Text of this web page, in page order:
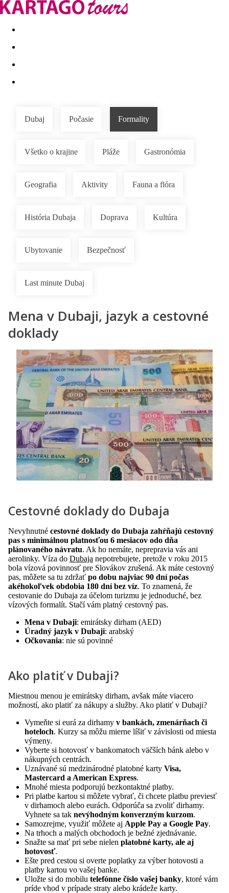
Last minute Dovolenkové kluby
Dubaj Počasie Formality
Všetko o krajine Pláže Gastronómia
Geografia Aktivity Fauna a flóra
História Dubaja Doprava Kultúra
Ubytovanie Bezpečnosť
Last minute Dubaj
Mena v Dubaji, jazyk a cestovné
doklady
Cestovné doklady do Dubaja
Nevyhnutné cestovné doklady do Dubaja zahŕňajú cestovný
pas s minimálnou platnosťou 6 mesiacov odo dňa
plánovaného návratu. Ak ho nemáte, neprepravia vás ani
aerolinky. Víza do Dubaja nepotrebujete, pretože v roku 2015
bola vízová povinnosť pre Slovákov zrušená. Ak máte cestovný
pas, môžete sa tu zdržať po dobu najviac 90 dní počas
akéhokoľvek obdobia 180 dní bez víz. To znamená, že
cestovanie do Dubaja za účelom turizmu je jednoduché, bez
vízových formalít. Stačí vám platný cestovný pas.
Mena v Dubaji: emirátsky dirham (AED)
Úradný jazyk v Dubaji: arabský
Očkovania: nie sú povinné
Ako platiť v Dubaji?
Miestnou menou je emirátsky dirham, avšak máte viacero
možností, ako platiť za nákupy a služby. Ako platiť v Dubaji?
Vymeňte si eurá za dirhamy v bankách, zmenárňach či
hoteloch. Kurzy sa môžu mierne líšiť v závislosti od miesta
výmeny.
Vyberte si hotovosť v bankomatoch väčších bánk alebo v
nákupných centrách.
Uznávané sú medzinárodné platobné karty Visa,
Mastercard a American Express.
Mnohé miesta podporujú bezkontaktné platby.
Pri platbe kartou si môžete vybrať, či chcete platbu previesť
v dirhamoch alebo eurách. Odporúča sa zvoliť dirhamy.
Vyhnete sa tak nevýhodným konverzným kurzom.
Samozrejme, využiť môžete aj Apple Pay a Google Pay.
Na trhoch a malých obchodoch je bežné zjednávanie.
Snažte sa mať pri sebe nielen platobné karty, ale aj
hotovosť.
Ešte pred cestou si overte poplatky za výber hotovosti a
platby kartou vo vašej banke.
Uložte si do mobilu telefónne číslo vašej banky, ktoré vám
príde vhod v prípade straty alebo krádeže karty.